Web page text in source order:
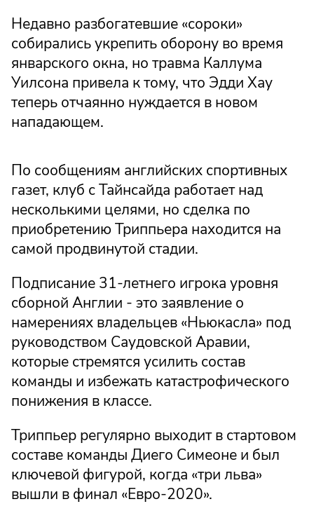
Недавно разбогатевшие «сороки»
собирались укрепить оборону во время
январского окна, но травма Каллума
Уилсона привела к тому, что Эдди Хау
теперь отчаянно нуждается в новом
нападающем.
По сообщениям английских спортивных
газет, клуб с Тайнсайда работает над
несколькими целями, но сделка по
приобретению Триппьера находится на
самой продвинутой стадии.
Подписание 31-летнего игрока уровня
сборной Англии - это заявление о
намерениях владельцев «Ньюкасла» под
руководством Саудовской Аравии,
которые стремятся усилить состав
команды и избежать катастрофического
понижения в классе.
Триппьер регулярно выходит в стартовом
составе команды Диего Симеоне и был
ключевой фигурой, когда «три льва»
вышли в финал «Евро-2020».